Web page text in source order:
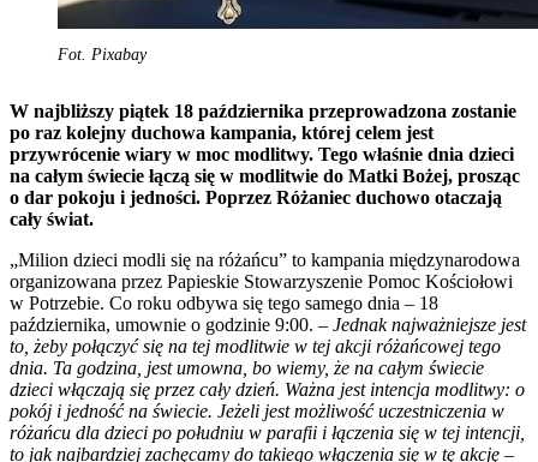
Fot. Pixabay
W najbliższy piątek 18 października przeprowadzona zostanie
po raz kolejny duchowa kampania, której celem jest
przywrócenie wiary w moc modlitwy. Tego właśnie dnia dzieci
na całym świecie łączą się w modlitwie do Matki Bożej, prosząc
o dar pokoju i jedności. Poprzez Różaniec duchowo otaczają
cały świat.
„Milion dzieci modli się na różańcu” to kampania międzynarodowa
organizowana przez Papieskie Stowarzyszenie Pomoc Kościołowi
w Potrzebie. Co roku odbywa się tego samego dnia – 18
października, umownie o godzinie 9:00. – Jednak najważniejsze jest
to, żeby połączyć się na tej modlitwie w tej akcji różańcowej tego
dnia. Ta godzina, jest umowna, bo wiemy, że na całym świecie
dzieci włączają się przez cały dzień. Ważna jest intencja modlitwy: o
pokój i jedność na świecie. Jeżeli jest możliwość uczestniczenia w
różańcu dla dzieci po południu w parafii i łączenia się w tej intencji,
to jak najbardziej zachęcamy do takiego włączenia się w tę akcję –